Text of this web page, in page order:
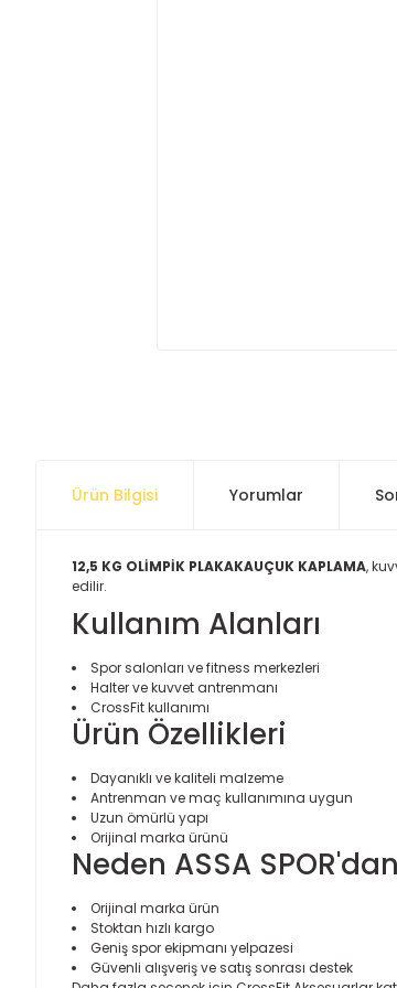
Ürün Bilgisi Yorumlar
12,5 KG OLİMPİK PLAKAKAUÇUK KAPLAMA,
edilir.
Kullanım Alanları
Spor salonları ve fitness merkezleri
Halter ve kuvvet antrenmanı
CrossFit kullanımı
Ürün Özellikleri
Dayanıklı ve kaliteli malzeme
Antrenman ve maç kullanımına uygun
Uzun ömürlü yapı
Orijinal marka ürünü
Neden ASSA
Orijinal marka ürün
Stoktan hızlı kargo
Geniş spor ekipmanı yelpazesi
Güvenli alışveriş ve satış sonrası destek